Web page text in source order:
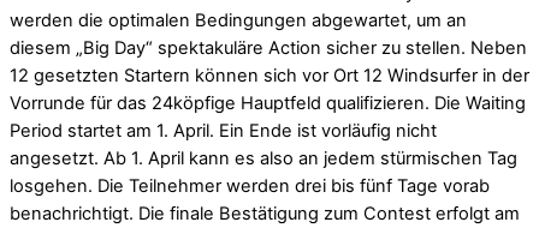
werden die optimalen Bedingungen abgewartet, um an
diesem „Big Day“ spektakuläre Action sicher zu stellen. Neben
12 gesetzten Startern können sich vor Ort 12 Windsurfer in der
Vorrunde für das 24köpfige Hauptfeld qualifizieren. Die Waiting
Period startet am 1. April. Ein Ende ist vorläufig nicht
angesetzt. Ab 1. April kann es also an jedem stürmischen Tag
losgehen. Die Teilnehmer werden drei bis fünf Tage vorab
benachrichtigt. Die finale Bestätigung zum Contest erfolgt am